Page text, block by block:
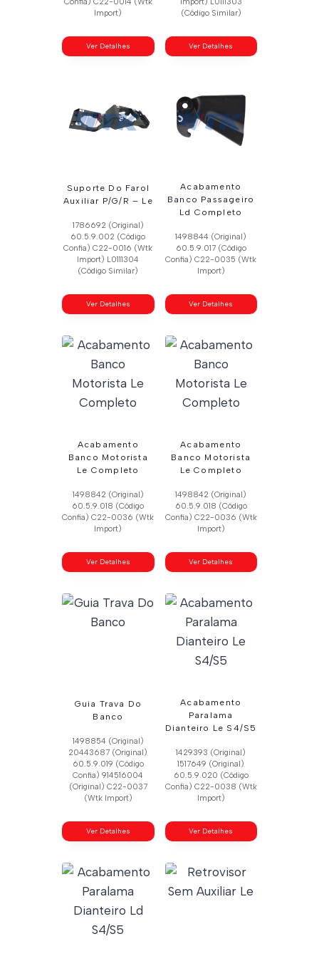
Confia) C22-0014 (Wtk
Import)
Ver Detalhes
Import) L0111303
(Código Similar)
Ver Detalhes
Suporte Do Farol
Auxiliar P/G/R – Le
1786692 (Original)
60.5.9.002 (Código
Confia) C22-0016 (Wtk
Import) L0111304
(Código Similar)
Ver Detalhes
Acabamento
Banco Passageiro
Ld Completo
1498844 (Original)
60.5.9.017 (Código
Confia) C22-0035 (Wtk
Import)
Ver Detalhes
Acabamento
Banco Motorista
Le Completo
1498842 (Original)
60.5.9.018 (Código
Confia) C22-0036 (Wtk
Import)
Ver Detalhes
Acabamento
Banco Motorista
Le Completo
1498842 (Original)
60.5.9.018 (Código
Confia) C22-0036 (Wtk
Import)
Ver Detalhes
Guia Trava Do
Banco
1498854 (Original)
20443687 (Original)
60.5.9.019 (Código
Confia) 914516004
(Original) C22-0037
(Wtk Import)
Ver Detalhes
Acabamento
Paralama
Dianteiro Le S4/S5
1429393 (Original)
1517649 (Original)
60.5.9.020 (Código
Confia) C22-0038 (Wtk
Import)
Ver Detalhes